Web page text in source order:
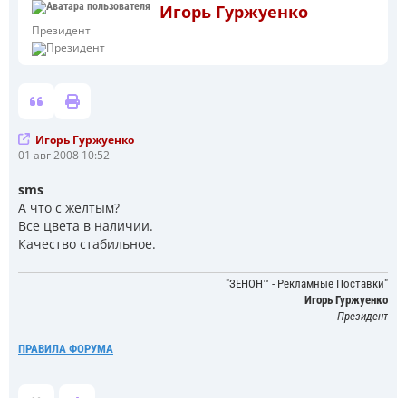
Игорь Гуржуенко
Президент
С
б
щ
е
н
и
Игорь Гуржуенко
01 авг 2008 10:52
sms
А что с желтым?
Все цвета в наличии.
Качество стабильное.
"ЗЕНОН™ - Рекламные Поставки"
Игорь Гуржуенко
Президент
ПРАВИЛА ФОРУМА